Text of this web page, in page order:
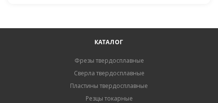
КАТАЛОГ
Фрезы твердосплавные
Сверла твердосплавные
Пластины твердосплавные
Резцы токарные